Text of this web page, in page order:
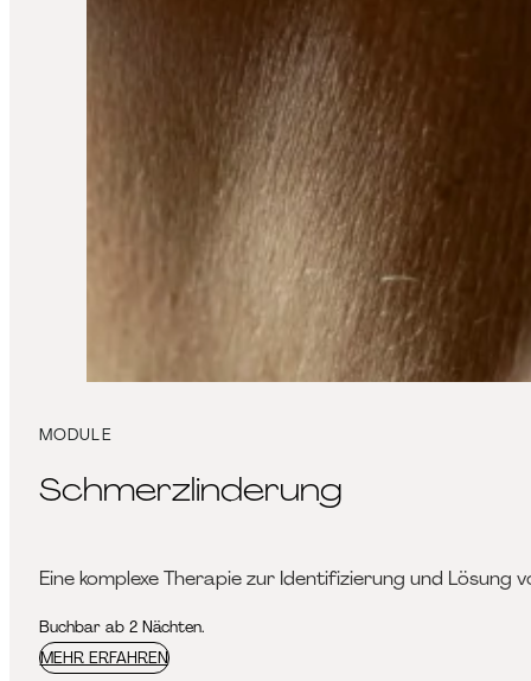
Schmerzlinderung
MODULE
Eine komplexe Therapie zur Identifizierung und Lösung
Buchbar ab 2 Nächten.
MEHR ERFAHREN